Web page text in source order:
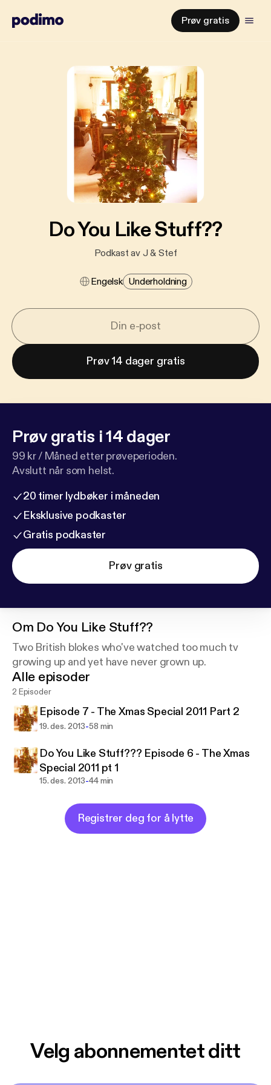
Prøv gratis
Do You Like Stuff??
Podkast av J & Stef
Engelsk Underholdning
Prøv 14 dager gratis
Prøv gratis i 14 dager
99 kr / Måned etter prøveperioden.
Avslutt når som helst.
20 timer lydbøker i måneden
Eksklusive podkaster
Gratis podkaster
Prøv gratis
Om Do You Like Stuff??
Two British blokes who've watched too much tv
growing up and yet have never grown up.
Alle episoder
2 Episoder
Episode 7 - The Xmas Special 2011 Part 2
19. des. 2013-58 min
Do You Like Stuff??? Episode 6 - The Xmas
Special 2011 pt 1
15. des. 2013-44 min
Registrer deg for å lytte
Velg abonnementet ditt